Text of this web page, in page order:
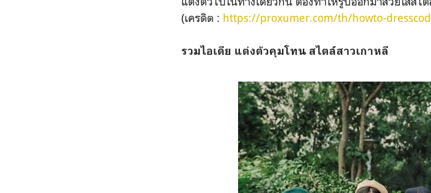
(เครดิต : https://proxumer.com/th/howto-
รวมไอเดีย แต่งตัวคุมโทน สไตล์สาวเกาหลี